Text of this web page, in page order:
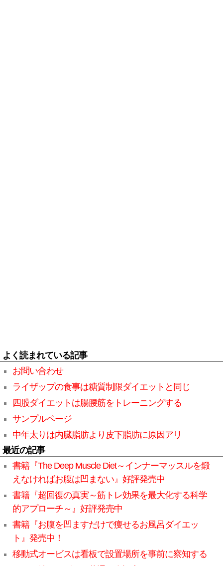
よく読まれている記事
お問い合わせ
ライザップの食事は糖質制限ダイエットと同じ
四股ダイエットは腸腰筋をトレーニングする
サンプルページ
中年太りは内臓脂肪より皮下脂肪に原因アリ
最近の記事
書籍『The Deep Muscle Diet～インナーマッスルを鍛
えなければお腹は凹まない』好評発売中
書籍『超回復の真実～筋トレ効果を最大化する科学
的アプローチ～』好評発売中
書籍『お腹を凹ますだけで痩せるお風呂ダイエッ
ト』発売中！
移動式オービスは看板で設置場所を事前に察知する